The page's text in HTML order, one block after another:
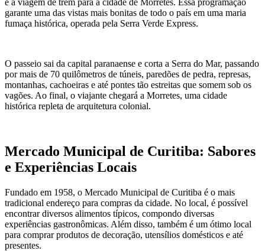
é a viagem de trem para a cidade de Morretes. Essa programação
garante uma das vistas mais bonitas de todo o país em uma maria
fumaça histórica, operada pela Serra Verde Express.
O passeio sai da capital paranaense e corta a Serra do Mar, passando
por mais de 70 quilômetros de túneis, paredões de pedra, represas,
montanhas, cachoeiras e até pontes tão estreitas que somem sob os
vagões. Ao final, o viajante chegará a Morretes, uma cidade
histórica repleta de arquitetura colonial.
Mercado Municipal de Curitiba: Sabores
e Experiências Locais
Fundado em 1958, o Mercado Municipal de Curitiba é o mais
tradicional endereço para compras da cidade. No local, é possível
encontrar diversos alimentos típicos, compondo diversas
experiências gastronômicas. Além disso, também é um ótimo local
para comprar produtos de decoração, utensílios domésticos e até
presentes.